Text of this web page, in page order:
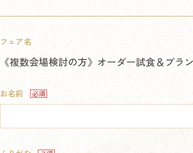
フェア名
《複数会場検討の方》オーダー試食＆プラ
お名前